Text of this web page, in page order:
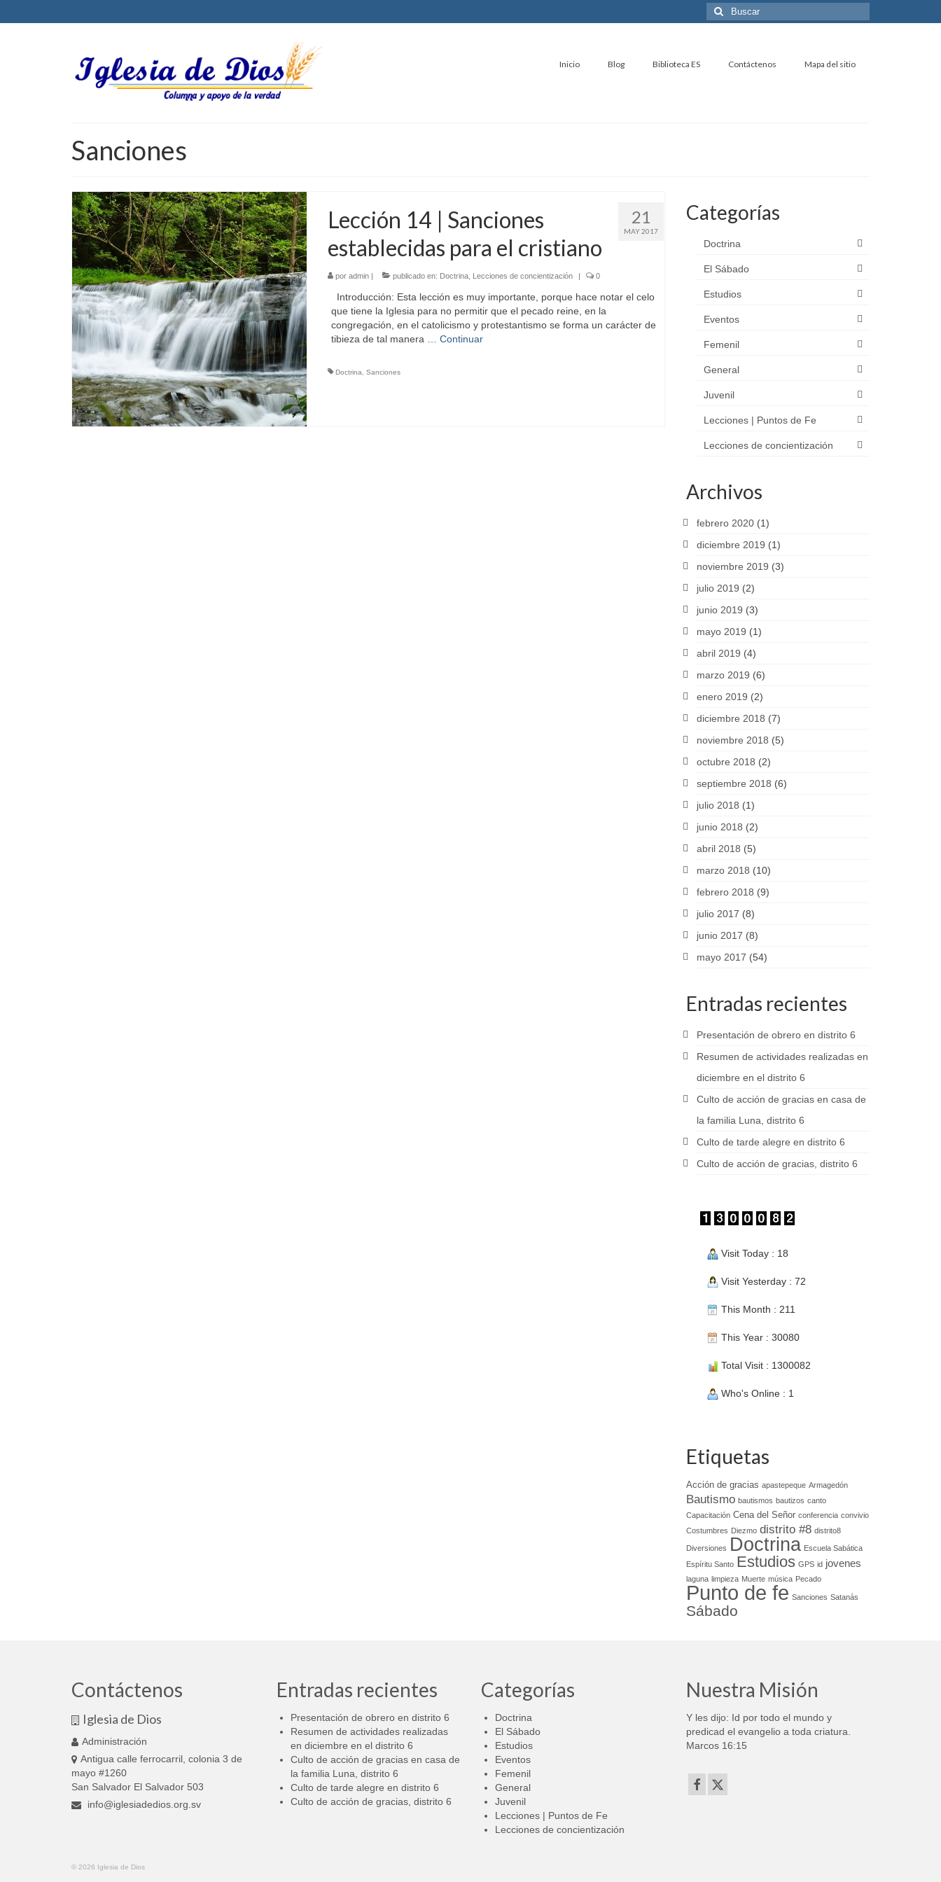
Buscar
por:
Inicio Blog Biblioteca ES Contáctenos Mapa del sitio
Sanciones
21
MAY 2017
Lección 14 | Sanciones
establecidas para el cristiano
por admin| publicado en: Doctrina, Lecciones de concientización 0
Introducción: Esta lección es muy importante, porque hace notar el celo
que tiene la Iglesia para no permitir que el pecado reine, en la
congregación, en el catolicismo y protestantismo se forma un carácter de
tibieza de tal manera … Continuar
Doctrina, Sanciones
Categorías
Doctrina
El Sábado
Estudios
Eventos
Femenil
General
Juvenil
Lecciones | Puntos de Fe
Lecciones de concientización
Archivos
febrero 2020(1)
diciembre 2019 (1)
noviembre 2019 (3)
julio 2019 (2)
junio 2019 (3)
mayo 2019 (1)
abril 2019 (4)
marzo 2019 (6)
enero 2019 (2)
diciembre 2018 (7)
noviembre 2018 (5)
octubre 2018 (2)
septiembre 2018 (6)
julio 2018 (1)
junio 2018 (2)
abril 2018 (5)
marzo 2018 (10)
febrero 2018 (9)
julio 2017 (8)
junio 2017 (8)
mayo 2017 (54)
Entradas recientes
Presentación de obrero en distrito 6
Resumen de actividades realizadas en
diciembre en el distrito 6
Culto de acción de gracias en casa de
la familia Luna, distrito 6
Culto de tarde alegre en distrito 6
Culto de acción de gracias, distrito 6
Visit Today : 18
Visit Yesterday : 72
This Month : 211
This Year : 30080
Total Visit : 1300082
Who's Online : 1
Etiquetas
Acción de gracias apastepeque Armagedón
Bautismo bautismos bautizos canto
Capacitación Cena del Señor conferencia convivio
Costumbres Diezmo distrito #8 distrito8
Diversiones Doctrina Escuela Sabática
Espíritu Santo Estudios GPS id jovenes
laguna limpieza Muerte música Pecado
Punto de fe Sanciones Satanás
Sábado
Contáctenos
Iglesia de Dios
Administración
Antigua calle ferrocarril, colonia 3 de
mayo #1260
San Salvador El Salvador 503
info@iglesiadedios.org.sv
Entradas recientes
Presentación de obrero en distrito 6
Resumen de actividades realizadas
en diciembre en el distrito 6
Culto de acción de gracias en casa de
la familia Luna, distrito 6
Culto de tarde alegre en distrito 6
Culto de acción de gracias, distrito 6
Categorías
Doctrina
El Sábado
Estudios
Eventos
Femenil
General
Juvenil
Lecciones | Puntos de Fe
Lecciones de concientización
Nuestra Misión
Y les dijo: Id por todo el mundo y
predicad el evangelio a toda criatura.
Marcos 16:15
© 2026 Iglesia de Dios